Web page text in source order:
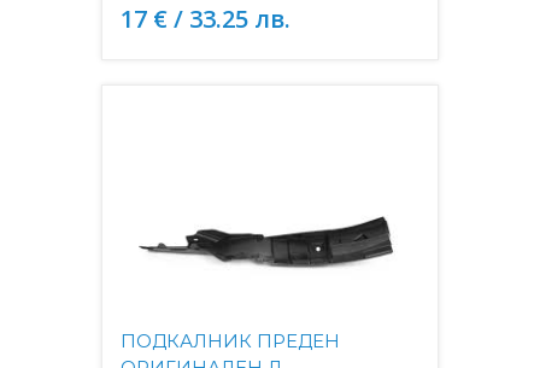
17 € / 33.25 лв.
ПОДКАЛНИК ПРЕДЕН